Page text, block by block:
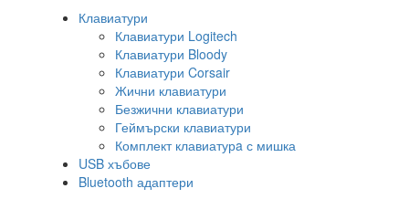
Клавиатури
Клавиатури Logitech
Клавиатури Bloody
Клавиатури Corsair
Жични клавиатури
Безжични клавиатури
Геймърски клавиатури
Комплект клавиатурa с мишка
USB хъбове
Bluetooth адаптери